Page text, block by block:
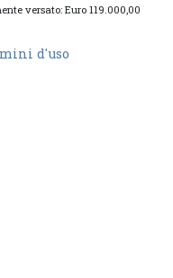
versato: Euro 119.000,00
d'uso